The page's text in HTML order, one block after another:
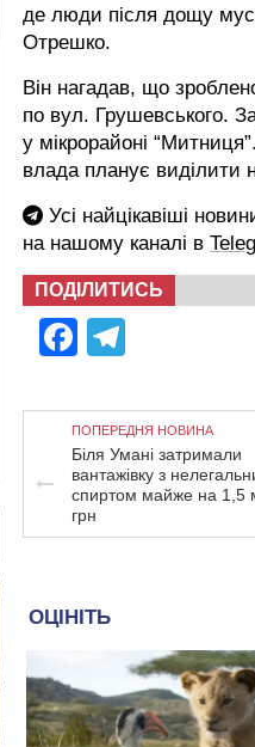
де люди після дощу
Отрешко.
Він нагадав, що
по вул. Грушевського.
у мікрорайоні
влада планує виділити
Усі найцікавіші
на нашому каналі в
ПОДІЛИТИСЬ
Facebook
ПОПЕРЕДНЯ НОВИНА
Біля Умані затримали
вантажівку з
спиртом майже на 1,5
грн